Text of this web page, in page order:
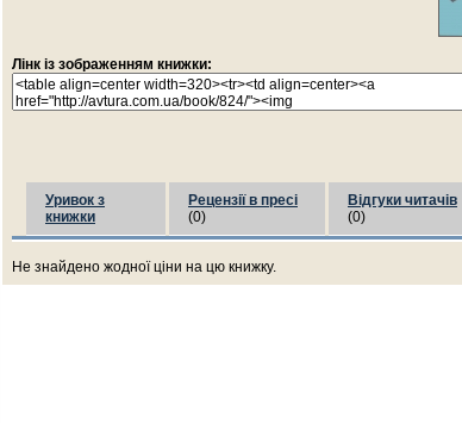
Лінк із зображенням книжки:
Уривок з
книжки
Рецензії в пресі
(0)
Відгуки читачів
(0)
Не знайдено жодної ціни на цю книжку.